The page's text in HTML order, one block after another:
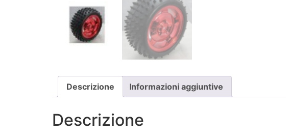
Descrizione Informazioni aggiuntive
Descrizione